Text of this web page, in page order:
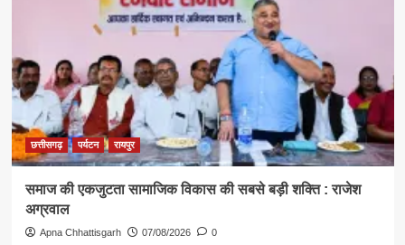
राजेश
अग्रवाल
दिया
स्वदेशी
अपनाने
का
संदेश
छत्तीसगढ़ पर्यटन रायपुर
समाज की एकजुटता सामाजिक विकास की सबसे बड़ी शक्ति : राजेश
अग्रवाल
Apna Chhattisgarh 07/08/2026 0